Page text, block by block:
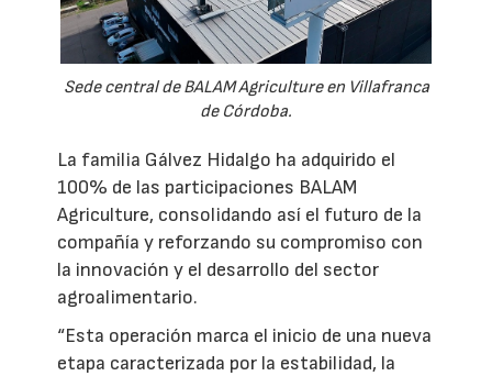
Sede central de BALAM Agriculture en Villafranca
de Córdoba.
La familia Gálvez Hidalgo ha adquirido el
100% de las participaciones BALAM
Agriculture, consolidando así el futuro de la
compañía y reforzando su compromiso con
la innovación y el desarrollo del sector
agroalimentario.
“Esta operación marca el inicio de una nueva
etapa caracterizada por la estabilidad, la